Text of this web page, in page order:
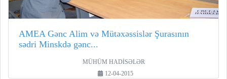
AMEA Gənc Alim və Mütəxəssislər Şurasının
sədri Minskdə gənc...
MÜHÜM HADİSƏLƏR
12-04-2015